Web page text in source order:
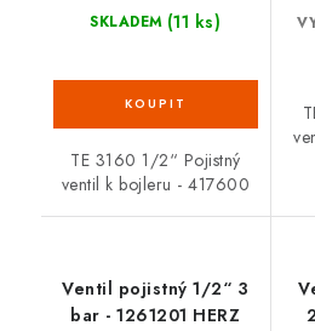
SKLADEM (11 ks)
TE 3160 1/2“ Pojistný
ventil k bojleru - 417600
Ventil pojistný 1/2“ 3
bar - 1261201 HERZ